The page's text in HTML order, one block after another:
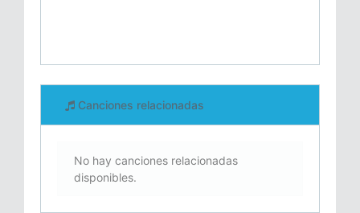
Canciones relacionadas
No hay canciones relacionadas
disponibles.